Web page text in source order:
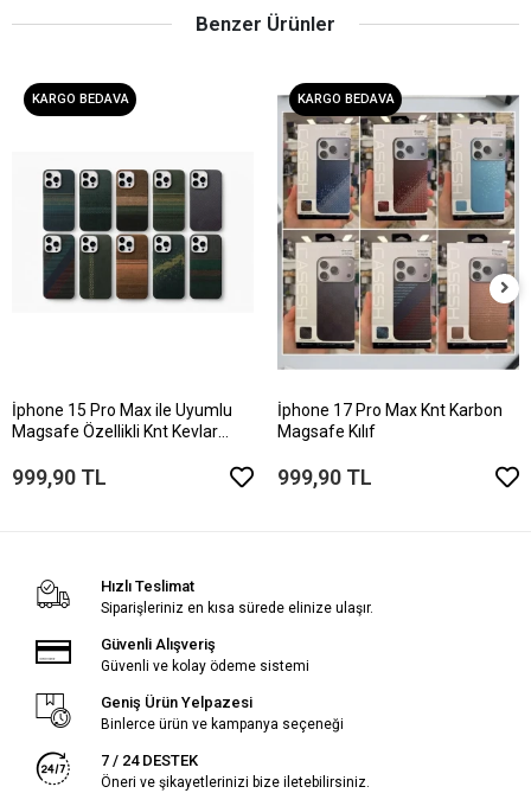
Benzer Ürünler
KARGO BEDAVA
İphone 15 Pro Max ile Uyumlu
Magsafe Özellikli Knt Kevlar
999,90 TL
KARGO BEDAVA
İphone 17 Pro Max Knt Karbon
Magsafe Kılıf
999,90 TL
Hızlı Teslimat
Siparişleriniz en kısa sürede elinize ulaşır.
Güvenli Alışveriş
Güvenli ve kolay ödeme sistemi
Geniş Ürün Yelpazesi
Binlerce ürün ve kampanya seçeneği
7 / 24 DESTEK
Öneri ve şikayetlerinizi bize iletebilirsiniz.